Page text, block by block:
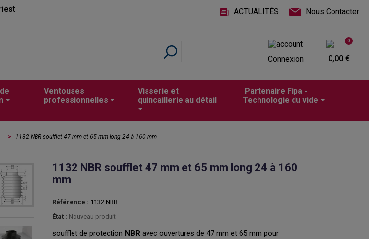
ACTUALITÉS Nous Contacter
Connexion
0
0,00 €
Ventouses
professionnelles
Visserie et
quincaillerie au détail
Partenaire Fipa -
Technologie du vide
> 1132 NBR soufflet 47 mm et 65 mm long 24 à 160 mm
1132 NBR soufflet 47 mm et 65 mm long 24 à 160
mm
Référence : 1132 NBR
État : Nouveau produit
soufflet de protection NBR avec ouvertures de 47 mm et 65 mm pour